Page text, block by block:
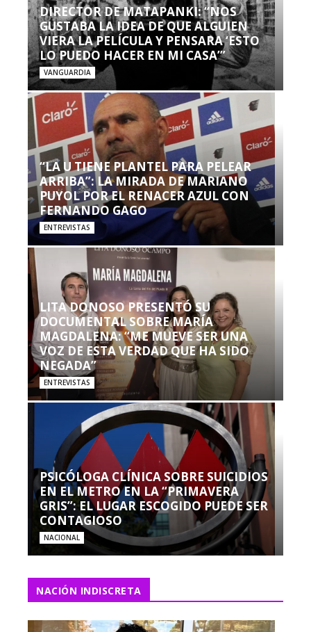
DIRECTOR DE MATAPANKI: “NOS
GUSTABA LA IDEA DE QUE ALGUIEN
VIERA LA PELÍCULA Y PENSARA ‘ESTO
LO PUEDO HACER EN MI CASA’”
VANGUARDIA
“LA U TIENE PLANTEL PARA PELEAR
ARRIBA”: LA MIRADA DE MARIANO
PUYOL POR EL RENACER AZUL CON
FERNANDO GAGO
ENTREVISTAS
LITA DONOSO PRESENTÓ SU
DOCUMENTAL SOBRE MARÍA
MAGDALENA: “ME MUEVE SER UNA
VOZ DE ESTA VERDAD QUE HA SIDO
NEGADA”
ENTREVISTAS
PSICÓLOGA CLÍNICA SOBRE SUICIDIOS
EN EL METRO EN LA “PRIMAVERA
GRIS”: EL LUGAR ESCOGIDO PUEDE SER
CONTAGIOSO
NACIONAL
NACIÓN INDISCRETA